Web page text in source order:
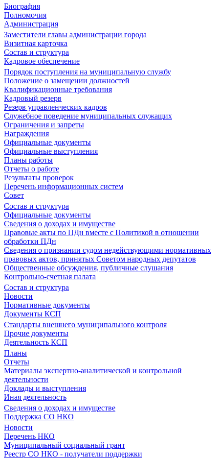
Биография
Полномочия
Администрация
Заместители главы администрации города
Визитная карточка
Состав и структура
Кадровое обеспечение
Порядок поступления на муниципальную службу
Положение о замещении должностей
Квалификационные требования
Кадровый резерв
Резерв управленческих кадров
Служебное поведение муниципальных служащих
Ограничения и запреты
Награждения
Официальные документы
Официальные выступления
Планы работы
Отчеты о работе
Результаты проверок
Перечень информационных систем
Совет
Состав и структура
Официальные документы
Сведения о доходах и имуществе
Правовые акты по ПДн вместе с Политикой в отношении
обработки ПДн
Сведения о признании судом недействующими нормативных
правовых актов, принятых Советом народных депутатов
Общественные обсуждения, публичные слушания
Контрольно-счетная палата
Состав и структура
Новости
Нормативные документы
Документы КСП
Стандарты внешнего муниципального контроля
Прочие документы
Деятельность КСП
Планы
Отчеты
Материалы экспертно-аналитической и контрольной
деятельности
Доклады и выступления
Иная деятельность
Сведения о доходах и имуществе
Поддержка СО НКО
Новости
Перечень НКО
Муниципальный социальный грант
Реестр СО НКО - получатели поддержки